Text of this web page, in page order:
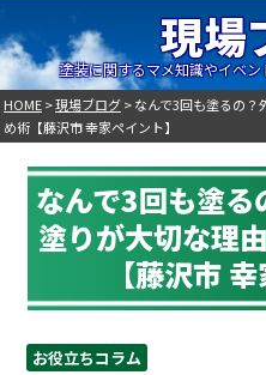
現場
塗装に関するマメ知識やイベ
HOME>現場ブログ>なんで3回も塗るの
め術【藤沢市 幸家ペイント】
なんで3回も塗
塗りが大切な理
【藤沢市
お役立ちコラム